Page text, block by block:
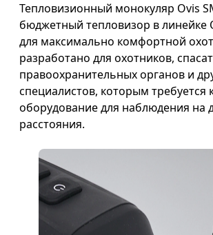
Тепловизионный монокуляр Ovis
бюджетный тепловизор в линейке
для максимально комфортной
разработано для охотников,
правоохранительных органов и
специалистов, которым требуется
оборудование для наблюдения на
расстояния.